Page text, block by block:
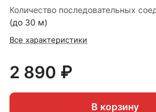
Количество последовательных
(до 30 м)
Все характеристики
2 890 ₽
В корзину